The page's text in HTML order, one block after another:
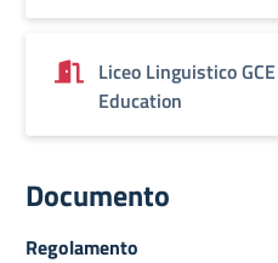
Liceo Linguistico
Education
Documento
Regolamento